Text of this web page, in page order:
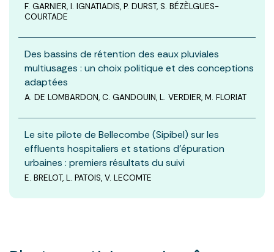
F. GARNIER, I. IGNATIADIS, P. DURST, S. BÉZÈLGUES-
COURTADE
Des bassins de rétention des eaux pluviales
multiusages : un choix politique et des conceptions
adaptées
A. DE LOMBARDON, C. GANDOUIN, L. VERDIER, M. FLORIAT
Le site pilote de Bellecombe (Sipibel) sur les
effluents hospitaliers et stations d’épuration
urbaines : premiers résultats du suivi
E. BRELOT, L. PATOIS, V. LECOMTE